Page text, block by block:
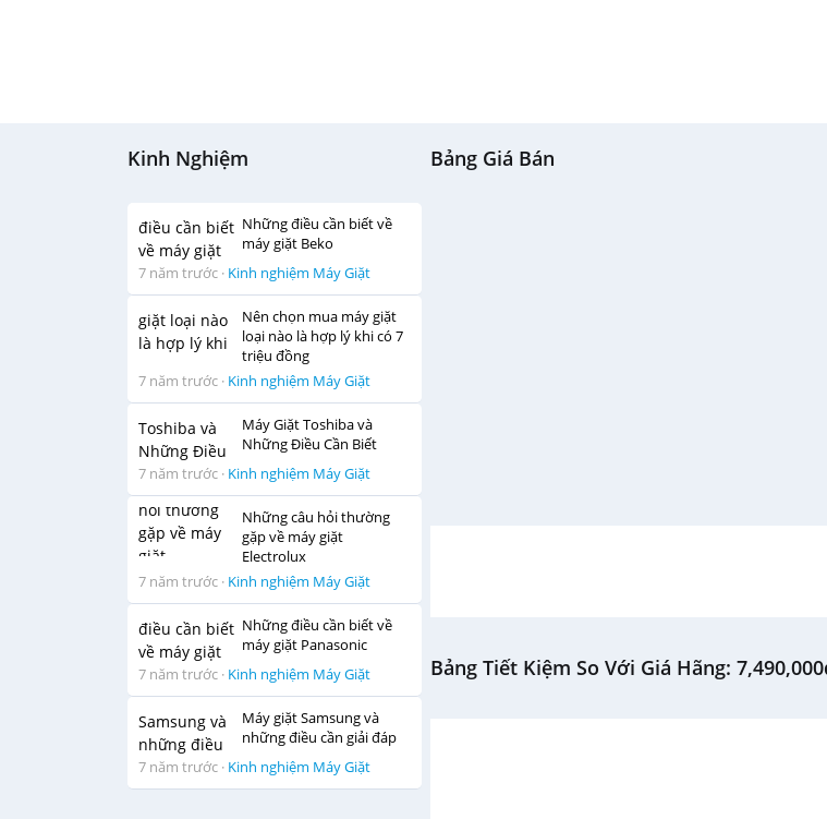
Kinh Nghiệm
Những điều cần biết về
máy giặt Beko
7 năm trước · Kinh nghiệm Máy Giặt
Nên chọn mua máy giặt
loại nào là hợp lý khi có 7
triệu đồng
7 năm trước · Kinh nghiệm Máy Giặt
Máy Giặt Toshiba và
Những Điều Cần Biết
7 năm trước · Kinh nghiệm Máy Giặt
Những câu hỏi thường
gặp về máy giặt
Electrolux
7 năm trước · Kinh nghiệm Máy Giặt
Những điều cần biết về
máy giặt Panasonic
7 năm trước · Kinh nghiệm Máy Giặt
Máy giặt Samsung và
những điều cần giải đáp
7 năm trước · Kinh nghiệm Máy Giặt
Bảng Giá Bán
Bảng Tiết Kiệm So Với Giá Hãng: